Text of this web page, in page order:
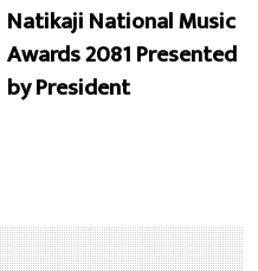
Natikaji National Music
Awards 2081 Presented
by President